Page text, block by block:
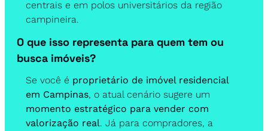
centrais e em polos universitários da região
campineira.
O que isso representa para quem tem ou
busca imóveis?
Se você é proprietário de imóvel residencial
em Campinas
momento estratégico para vender com
valorização real